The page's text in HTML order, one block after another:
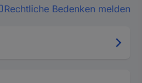
Rechtliche Bedenken melden